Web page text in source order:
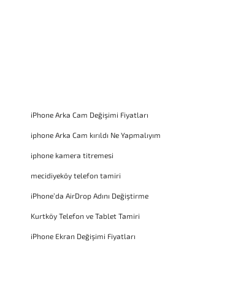
iPhone Arka Cam Değişimi Fiyatları
iphone Arka Cam kırıldı Ne Yapmalıyım
iphone kamera titremesi
mecidiyeköy telefon tamiri
iPhone’da AirDrop Adını Değiştirme
Kurtköy Telefon ve Tablet Tamiri
iPhone Ekran Değişimi Fiyatları